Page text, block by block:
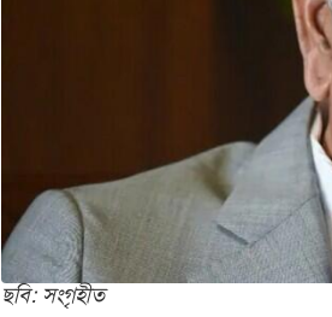
ছবি: সংগৃহীত